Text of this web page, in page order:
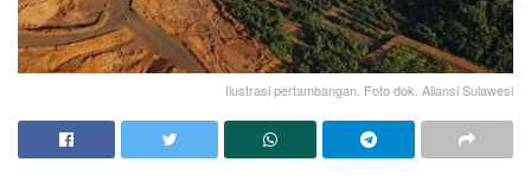
Ilustrasi pertambangan. Foto dok. Aliansi Sulawesi